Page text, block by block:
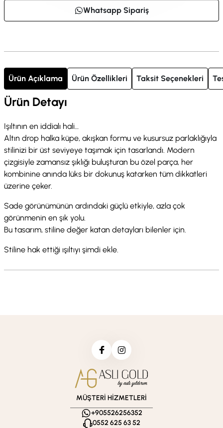
Whatsapp Sipariş
Ürün Açıklama Ürün Özellikleri Taksit Seçenekleri
Ürün Detayı
Işıltının en iddialı hali…
Altın drop halka küpe, akışkan formu ve kusursuz parlaklığıyla
stilinizi bir üst seviyeye taşımak için tasarlandı. Modern
çizgisiyle zamansız şıklığı buluşturan bu özel parça, her
kombinine anında lüks bir dokunuş katarken tüm dikkatleri
üzerine çeker.
Sade görünümünün ardındaki güçlü etkiyle, azla çok
görünmenin en şık yolu.
Bu tasarım, stiline değer katan detayları bilenler için.
Stiline hak ettiği ışıltıyı şimdi ekle.
MÜŞTERİ HİZMETLERİ
+905526256352
0552 625 63 52